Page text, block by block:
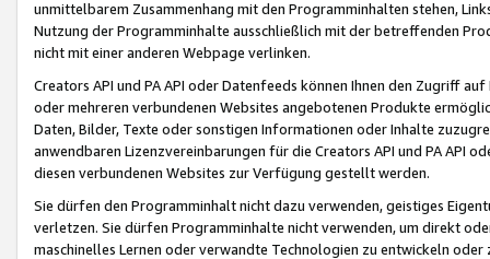
unmittelbarem Zusammenhang mit den Programminhalten stehen,
Nutzung der Programminhalte ausschließlich mit der betreffenden
nicht mit einer anderen Webpage verlinken.
Creators API und PA API oder Datenfeeds können Ihnen den Zugriff
oder mehreren verbundenen Websites angebotenen Produkte
Daten, Bilder, Texte oder sonstigen Informationen oder Inhalte
anwendbaren Lizenzvereinbarungen für die Creators API und PA API
diesen verbundenen Websites zur Verfügung gestellt werden.
Sie dürfen den Programminhalt nicht dazu verwenden, geistiges
verletzen. Sie dürfen Programminhalte nicht verwenden, um direkt
maschinelles Lernen oder verwandte Technologien zu entwickeln